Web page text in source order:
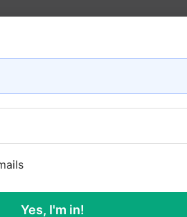
e FAQ (en)
Condizioni di
Termini di
Yes, I'm in!